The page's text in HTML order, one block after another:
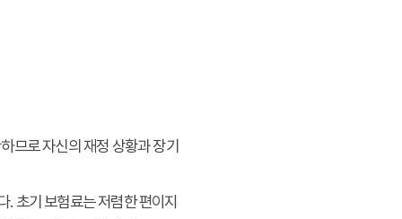
므로 자신의 재정 상황과 장기
초기 보험료는 저렴한 편이지